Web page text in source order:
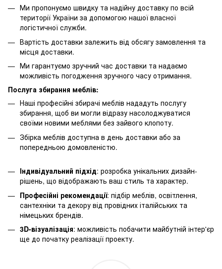
Ми пропонуємо швидку та надійну доставку по всій
території України за допомогою нашої власної
логістичної служби.
Вартість доставки залежить від обсягу замовлення та
місця доставки.
Ми гарантуємо зручний час доставки та надаємо
можливість погодження зручного часу отримання.
Послуга збирання меблів:
Наші професійні збирачі меблів нададуть послугу
збирання, щоб ви могли відразу насолоджуватися
своїми новими меблями без зайвого клопоту.
Збірка меблів доступна в день доставки або за
попередньою домовленістю.
Індивідуальний підхід: розробка унікальних дизайн-
рішень, що відображають ваш стиль та характер.
Професійні рекомендації: підбір меблів, освітлення,
сантехніки та декору від провідних італійських та
німецьких брендів.
3D-візуалізація: можливість побачити майбутній інтер'єр
ще до початку реалізації проекту.